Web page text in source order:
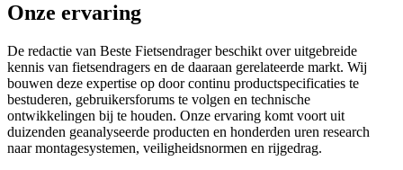
Onze ervaring
De redactie van Beste Fietsendrager beschikt over uitgebreide
kennis van fietsendragers en de daaraan gerelateerde markt. Wij
bouwen deze expertise op door continu productspecificaties te
bestuderen, gebruikersforums te volgen en technische
ontwikkelingen bij te houden. Onze ervaring komt voort uit
duizenden geanalyseerde producten en honderden uren research
naar montagesystemen, veiligheidsnormen en rijgedrag.